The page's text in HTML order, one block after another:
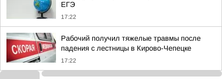
ЕГЭ
17:22
Рабочий получил тяжелые травмы после
падения с лестницы в Кирово-Чепецке
17:22